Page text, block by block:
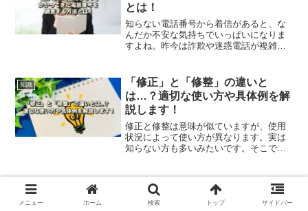
とは！
知らない電話番号から着信があると、な
んだか不安な気持ちでいっぱいになりま
すよね。昨今は詐欺や迷惑電話が複雑化
かってきた電話番号を調査する方法を解
説します。
知識
「修正」と「修整」の違いと
は…？適切な使い方や具体例を解
説します！
修正と修整は意味が似ていますが、使用
状況によって使い方が異なります。実は
知らない方も多いみたいです。そこでこ
介します。是非、参考にしてみてくださ
メニュー ホーム 検索 トップ サイドバー